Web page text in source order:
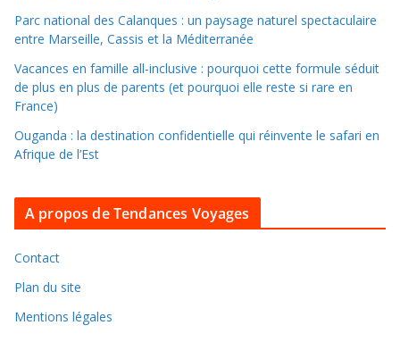
a
n
e
a
i
v
e
Parc national des Calanques : un paysage naturel spectaculaire
entre Marseille, Cassis et la Méditerranée
Vacances en famille all-inclusive : pourquoi cette formule séduit
de plus en plus de parents (et pourquoi elle reste si rare en
France)
Ouganda : la destination confidentielle qui réinvente le safari en
Afrique de l’Est
A propos de Tendances Voyages
Contact
Plan du site
Mentions légales